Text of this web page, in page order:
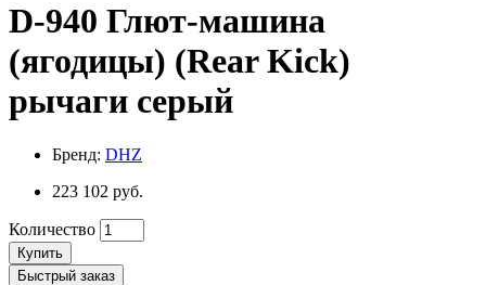
D-940 Глют-машина
(ягодицы) (Rear Kick)
рычаги серый
Бренд: DHZ
223 102 руб.
Количество
Купить
Быстрый заказ